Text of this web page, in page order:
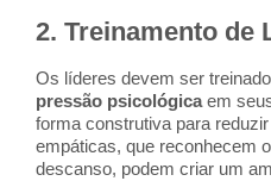
2. Treinamento de
Os líderes devem ser
pressão psicológicaem
forma construtiva para
empáticas, que reconhecem
descanso, podem criar um